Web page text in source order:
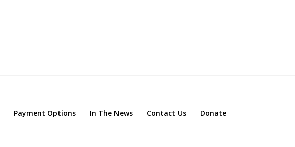
Payment Options In The News Contact Us Donate